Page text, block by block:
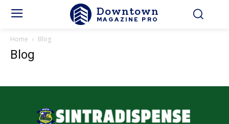
Downtown
MAGAZINE PRO
Home Blog
Blog